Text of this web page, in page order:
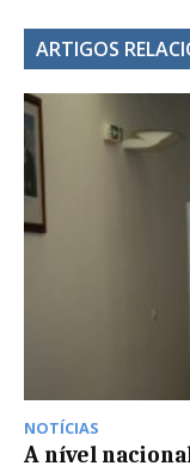
ARTIGOS
NOTÍCIAS
A nível